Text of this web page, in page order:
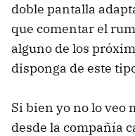
doble pantalla
que comentar el
alguno de los
disponga de este
Si bien yo no lo veo
desde la compañía